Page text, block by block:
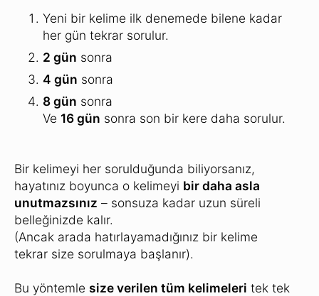
Yeni bir kelime ilk denemede bilene kadar
her gün tekrar sorulur.
2 gün sonra
4 gün sonra
8 gün sonra
Ve 16 gün sonra son bir kere daha sorulur.
Bir kelimeyi her sorulduğunda biliyorsanız,
hayatınız boyunca o kelimeyi bir daha asla
unutmazsınız – sonsuza kadar uzun süreli
belleğinizde kalır.
(Ancak arada hatırlayamadığınız bir kelime
tekrar size sorulmaya başlanır).
Bu yöntemle size verilen tüm kelimeleri tek tek